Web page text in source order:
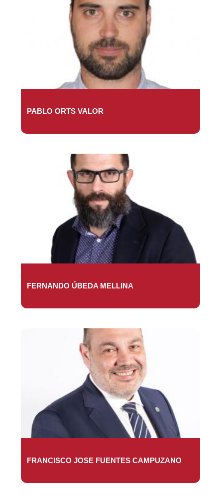
PABLO ORTS VALOR
FERNANDO ÚBEDA MELLINA
FRANCISCO JOSE FUENTES CAMPUZANO